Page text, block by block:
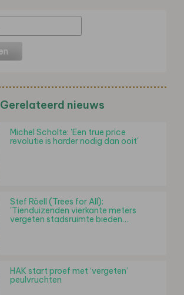
Gerelateerd nieuws
Michel Scholte: 'Een true price
revolutie is harder nodig dan ooit'
Stef Röell (Trees for All):
'Tienduizenden vierkante meters
vergeten stadsruimte bieden…
HAK start proef met ‘vergeten’
peulvruchten